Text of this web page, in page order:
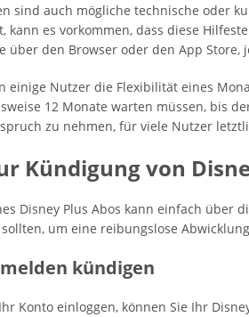
sind auch mögliche technische oder
kann es vorkommen, dass diese
über den Browser oder den App
einige Nutzer die Flexibilität eines
12 Monate warten müssen, bis
zu nehmen, für viele Nutzer
Kündigung von
Disney Plus Abos kann einfach über
um eine reibungslose
kündigen
Konto einloggen, können Sie Ihr